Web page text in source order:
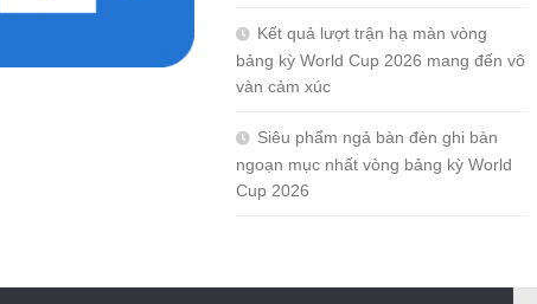
Kết quả lượt trận hạ màn vòng
bảng kỳ World Cup 2026 mang đến vô
vàn cảm xúc
Siêu phẩm ngả bàn đèn ghi bàn
ngoạn mục nhất vòng bảng kỳ World
Cup 2026